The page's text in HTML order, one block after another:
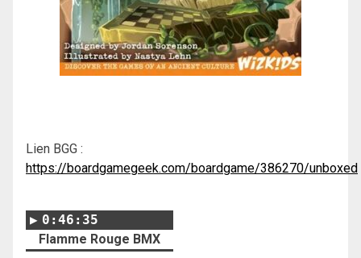
Lien BGG :
https://boardgamegeek.com/boardgame/386270/unboxed
0:46:35
Flamme Rouge BMX